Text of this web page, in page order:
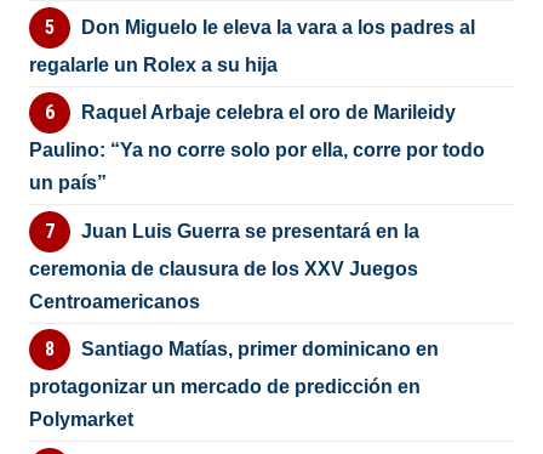
Don Miguelo le eleva la vara a los padres al
regalarle un Rolex a su hija
Raquel Arbaje celebra el oro de Marileidy
Paulino: “Ya no corre solo por ella, corre por todo
un país”
Juan Luis Guerra se presentará en la
ceremonia de clausura de los XXV Juegos
Centroamericanos
Santiago Matías, primer dominicano en
protagonizar un mercado de predicción en
Polymarket